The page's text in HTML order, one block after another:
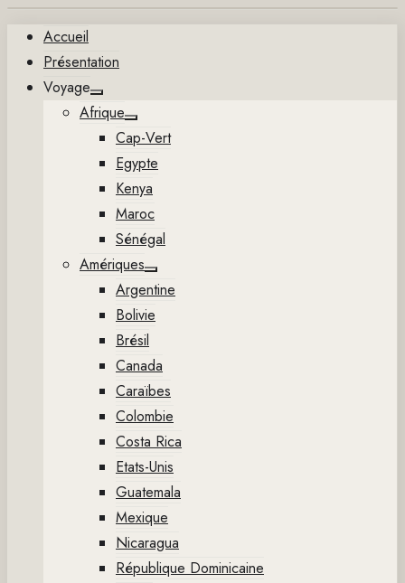
contenu
Accueil
Présentation
Voyage
Show
sub
menu
Afrique
Show
sub
menu
Cap-Vert
Egypte
Kenya
Maroc
Sénégal
Amériques
Show
sub
menu
Argentine
Bolivie
Brésil
Canada
Caraïbes
Colombie
Costa Rica
Etats-Unis
Guatemala
Mexique
Nicaragua
République Dominicaine